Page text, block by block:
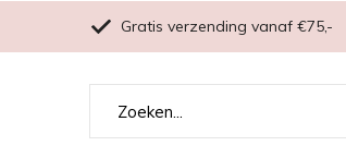
Gratis verzending vanaf €75,-